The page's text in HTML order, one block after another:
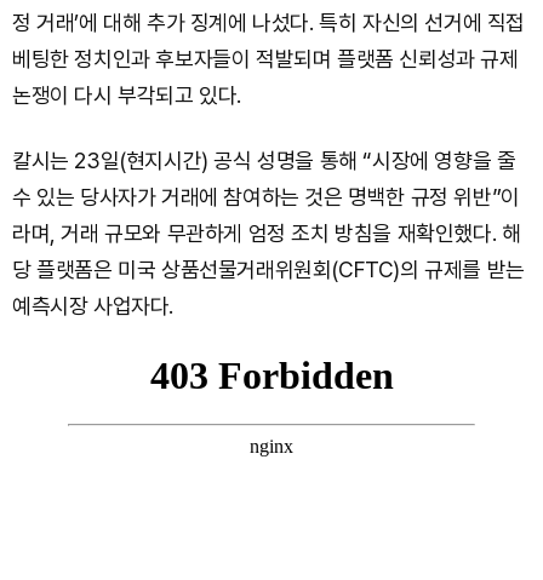
정 거래’에 대해 추가 징계에 나섰다. 특히 자신의 선거에 직접
베팅한 정치인과 후보자들이 적발되며 플랫폼 신뢰성과 규제
논쟁이 다시 부각되고 있다.
칼시는 23일(현지시간) 공식 성명을 통해 “시장에 영향을 줄
수 있는 당사자가 거래에 참여하는 것은 명백한 규정 위반”이
라며, 거래 규모와 무관하게 엄정 조치 방침을 재확인했다. 해
당 플랫폼은 미국 상품선물거래위원회(CFTC)의 규제를 받는
예측시장 사업자다.